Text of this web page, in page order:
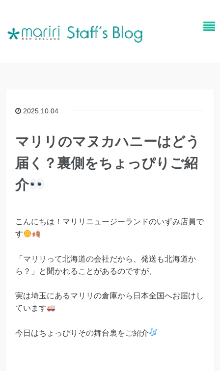
2025.10.04
マリリのマヌカハニーはどう
届く？裏側をちょっぴりご紹
介
こんにちは！マリリニュージーランドのいずみ店員で
す
「マリリって北海道の会社だから、発送も北海道か
ら？」と聞かれることがあるのですが、
実は埼玉にあるマリリの倉庫から日本全国へお届けし
ています
今日はちょっぴりその舞台裏をご紹介